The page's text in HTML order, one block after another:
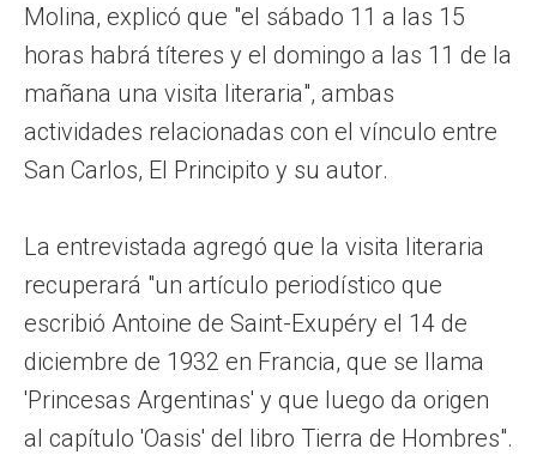
Molina, explicó que "el sábado 11 a las 15
horas habrá títeres y el domingo a las 11 de la
mañana una visita literaria", ambas
actividades relacionadas con el vínculo entre
San Carlos, El Principito y su autor.
La entrevistada agregó que la visita literaria
recuperará "un artículo periodístico que
escribió Antoine de Saint-Exupéry el 14 de
diciembre de 1932 en Francia, que se llama
'Princesas Argentinas' y que luego da origen
al capítulo 'Oasis' del libro Tierra de Hombres".